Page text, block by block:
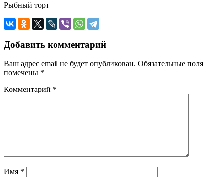
Рыбный торт
Добавить комментарий
Ваш адрес email не будет опубликован. Обязательные поля
помечены *
Комментарий *
Имя *